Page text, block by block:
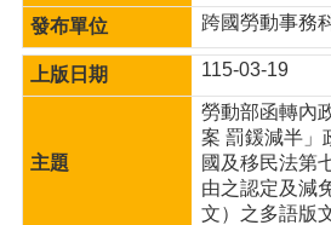
跨國勞動事務
115-03-19
勞動部函轉內
案 罰鍰減半」
國及移民法第
由之認定及減
文）之多語版